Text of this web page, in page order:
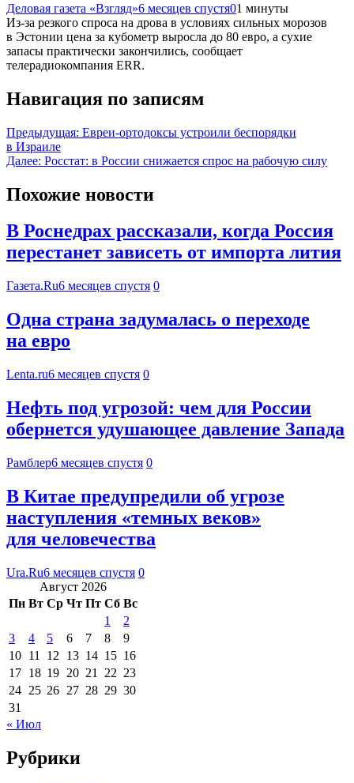
Деловая газета «Взгляд»6 месяцев спустя01 минуты
Из-за резкого спроса на дрова в условиях сильных морозов
в Эстонии цена за кубометр выросла до 80 евро, а сухие
запасы практически закончились, сообщает
телерадиокомпания ERR.
Навигация по записям
Предыдущая: Евреи-ортодоксы устроили беспорядки
в Израиле
Далее: Росстат: в России снижается спрос на рабочую силу
Похожие новости
В Роснедрах рассказали, когда Россия
перестанет зависеть от импорта лития
Газета.Ru6 месяцев спустя 0
Одна страна задумалась о переходе
на евро
Lenta.ru6 месяцев спустя 0
Нефть под угрозой: чем для России
обернется удушающее давление Запада
Рамблер6 месяцев спустя 0
В Китае предупредили об угрозе
наступления «темных веков»
для человечества
Ura.Ru6 месяцев спустя 0
Август 2026
Пн Вт Ср Чт Пт Сб Вс
1
2
3
4 5 6 7 8
9
10 11 12 13 14 15 16
17 18 19 20 21 22 23
24 25 26 27 28 29 30
31
« Июл
Рубрики